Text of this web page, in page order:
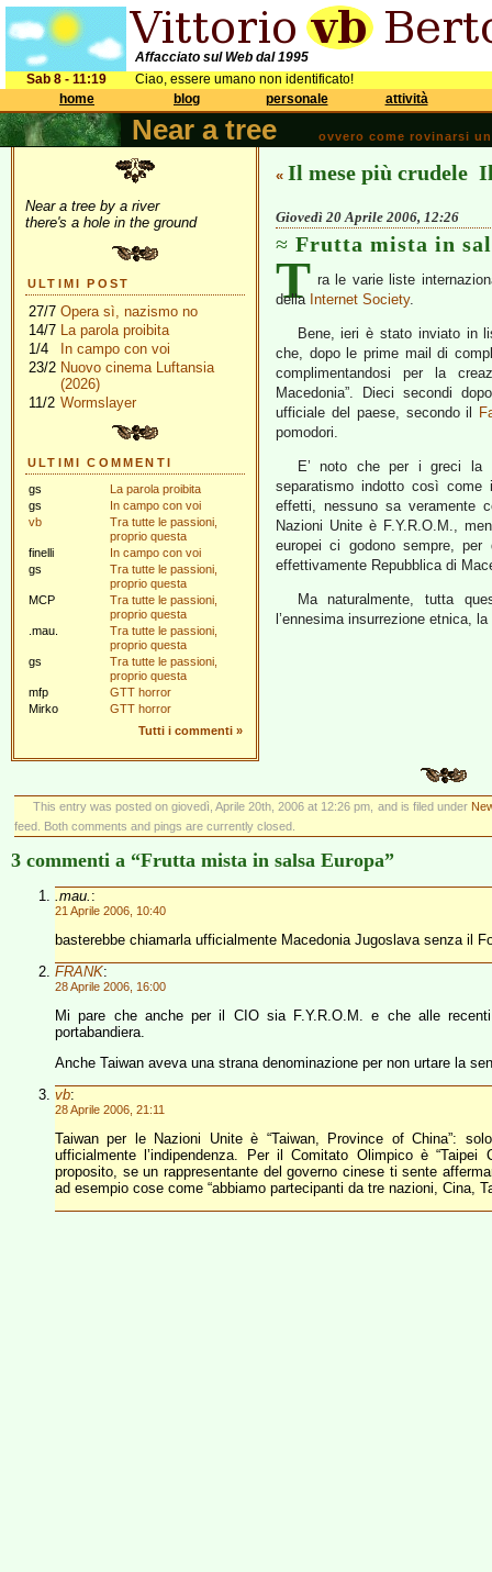
Affacciato sul Web dal 1995
Sab 8 - 11:19
Ciao, essere umano non identificato!
home
blog personale attività
Near a tree ovvero come rovinarsi
Near a tree by a river
there's a hole in the ground
ULTIMI POST
27/7 Opera sì, nazismo no
14/7 La parola proibita
1/4
In campo con voi
23/2 Nuovo cinema Luftansia
(2026)
11/2 Wormslayer
ULTIMI COMMENTI
gs
La parola proibita
gs
In campo con voi
vb
Tra tutte le passioni,
proprio questa
finelli
In campo con voi
gs
Tra tutte le passioni,
proprio questa
MCP
Tra tutte le passioni,
proprio questa
.mau.
Tra tutte le passioni,
proprio questa
gs
Tra tutte le passioni,
proprio questa
mfp
GTT horror
Mirko
GTT horror
Tutti i commenti »
« Il mese più crudele
Giovedì 20 Aprile 2006, 12:26
Frutta mista in
T ra le varie liste
della Internet Society.
Bene, ieri è stato inviato in
che, dopo le prime mail di
complimentandosi per la
Macedonia”. Dieci secondi
ufficiale del paese, secondo il
pomodori.
E’ noto che per i greci la
separatismo indotto così come
effetti, nessuno sa veramente
Nazioni Unite è F.Y.R.O.M.,
europei ci godono sempre,
effettivamente Repubblica di
Ma naturalmente, tutta
l’ennesima insurrezione etnica,
This entry was posted on giovedì, Aprile 20th, 2006 at 12:26 pm, and is filed under
feed. Both comments and pings are currently closed.
3 commenti a “Frutta mista in salsa Europa”
.mau. :
21 Aprile 2006, 10:40
basterebbe chiamarla ufficialmente Macedonia Jugoslava senza il
FRANK:
28 Aprile 2006, 16:00
Mi pare che anche per il CIO sia F.Y.R.O.M. e che alle
portabandiera.
Anche Taiwan aveva una strana denominazione per non urtare la
vb:
28 Aprile 2006, 21:11
Taiwan per le Nazioni Unite è “Taiwan, Province of China”:
ufficialmente l’indipendenza. Per il Comitato Olimpico è
proposito, se un rappresentante del governo cinese ti sente
ad esempio cose come “abbiamo partecipanti da tre nazioni, Cina,